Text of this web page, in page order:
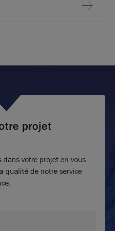
projet
dans votre projet en vous
qualité de notre service